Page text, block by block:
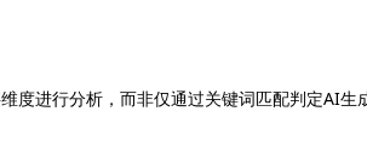
度进行分析，而非仅通过关键词匹配判定AI生